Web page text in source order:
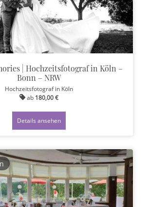
| Hochzeitsfotograf in Köln –
Bonn – NRW
Hochzeitsfotografin Köln
ab 180,00 €
Details ansehen